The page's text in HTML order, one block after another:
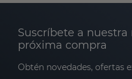
Suscríbete a
próxima compra
Obtén novedades, ofertas